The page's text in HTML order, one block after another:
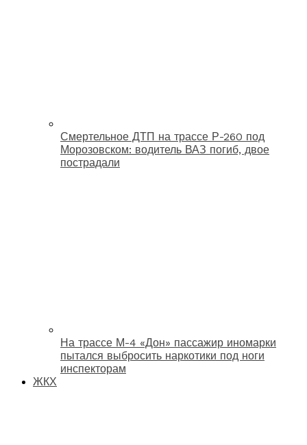
Смертельное ДТП на трассе Р-260 под
Морозовском: водитель ВАЗ погиб, двое
пострадали
На трассе М-4 «Дон» пассажир иномарки
пытался выбросить наркотики под ноги
инспекторам
ЖКХ